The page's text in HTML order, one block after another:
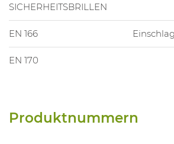
SICHERHEITSBRILLEN
EN 166
EN 170
Produktnummern